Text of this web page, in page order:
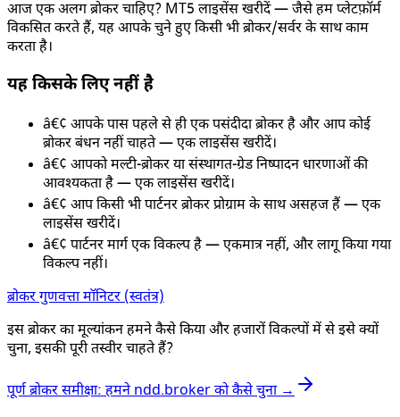
आज एक अलग ब्रोकर चाहिए? MT5 लाइसेंस खरीदें — जैसे हम प्लेटफ़ॉर्म
विकसित करते हैं, यह आपके चुने हुए किसी भी ब्रोकर/सर्वर के साथ काम
करता है।
यह किसके लिए नहीं है
â€¢ आपके पास पहले से ही एक पसंदीदा ब्रोकर है और आप कोई
ब्रोकर बंधन नहीं चाहते — एक लाइसेंस खरीदें।
â€¢ आपको मल्टी-ब्रोकर या संस्थागत-ग्रेड निष्पादन धारणाओं की
आवश्यकता है — एक लाइसेंस खरीदें।
â€¢ आप किसी भी पार्टनर ब्रोकर प्रोग्राम के साथ असहज हैं — एक
लाइसेंस खरीदें।
â€¢ पार्टनर मार्ग एक विकल्प है — एकमात्र नहीं, और लागू किया गया
विकल्प नहीं।
ब्रोकर गुणवत्ता मॉनिटर (स्वतंत्र)
इस ब्रोकर का मूल्यांकन हमने कैसे किया और हजारों विकल्पों में से इसे क्यों
चुना, इसकी पूरी तस्वीर चाहते हैं?
पूर्ण ब्रोकर समीक्षा: हमने ndd.broker को कैसे चुना →